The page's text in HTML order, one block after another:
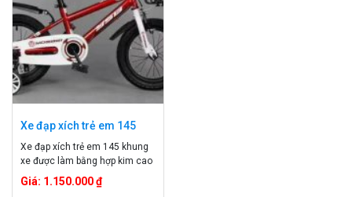
Xe đạp xích trẻ em 145
Xe đạp xích trẻ em 145 khung
xe được làm bằng hợp kim cao
cấp, chịu trọng tải lớn. Xe được
thiết kế 2 bánh to và 2 bánh phụ
Giá: 1.150.000 ₫